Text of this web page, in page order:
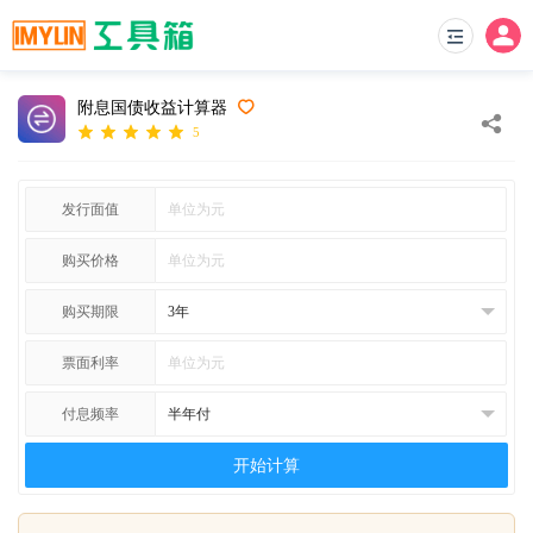
附息国债收益计算器
5
发行面值
购买价格
购买期限
票面利率
付息频率
开始计算